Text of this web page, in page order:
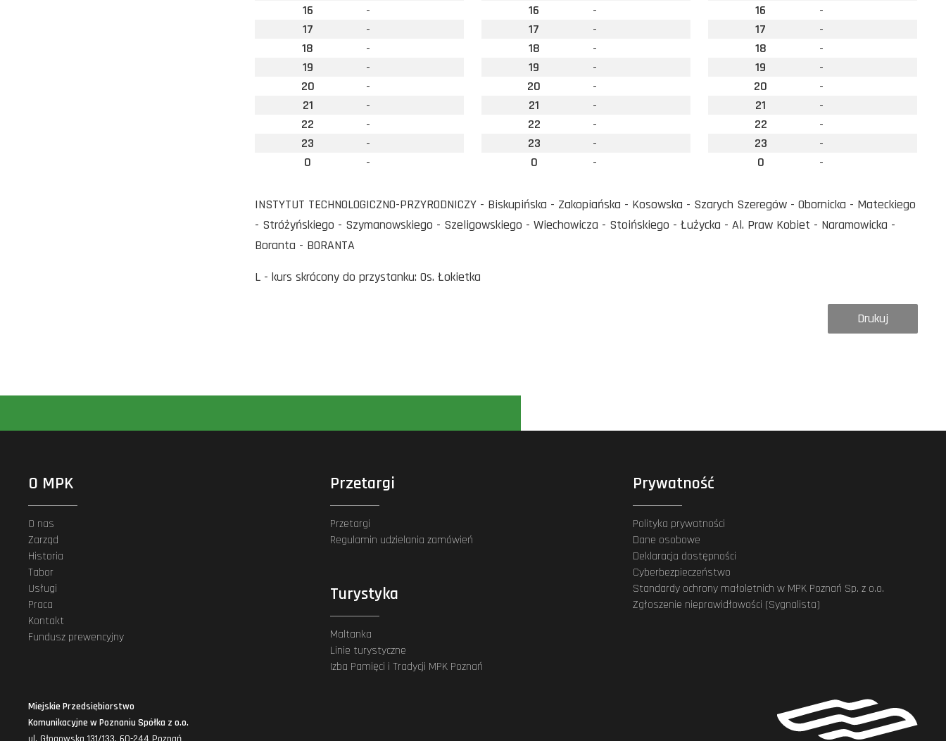
16
-
17
-
18
-
19
-
20
-
21
-
22
-
23
-
0
-
16
-
17
-
18
-
19
-
20
-
21
-
22
-
23
-
0
-
16
-
17
-
18
-
19
-
20
-
21
-
22
-
23
-
0
-
INSTYTUT TECHNOLOGICZNO-PRZYRODNICZY - Biskupińska - Zakopiańska - Kosowska - Szarych Szeregów - Obornicka - Mateckiego
- Stróżyńskiego - Szymanowskiego - Szeligowskiego - Wiechowicza - Stoińskiego - Łużycka - Al. Praw Kobiet - Naramowicka -
Boranta - BORANTA
L - kurs skrócony do przystanku: Os. Łokietka
Drukuj
O MPK
O nas
Zarząd
Historia
Tabor
Usługi
Praca
Kontakt
Fundusz prewencyjny
Przetargi
Przetargi
Regulamin udzielania zamówień
Turystyka
Maltanka
Linie turystyczne
Izba Pamięci i Tradycji MPK Poznań
Prywatność
Polityka prywatności
Dane osobowe
Deklaracja dostępności
Cyberbezpieczeństwo
Standardy ochrony małoletnich w MPK Poznań Sp. z o.o.
Zgłoszenie nieprawidłowości (Sygnalista)
Miejskie Przedsiębiorstwo
Komunikacyjne w Poznaniu Spółka z o.o.